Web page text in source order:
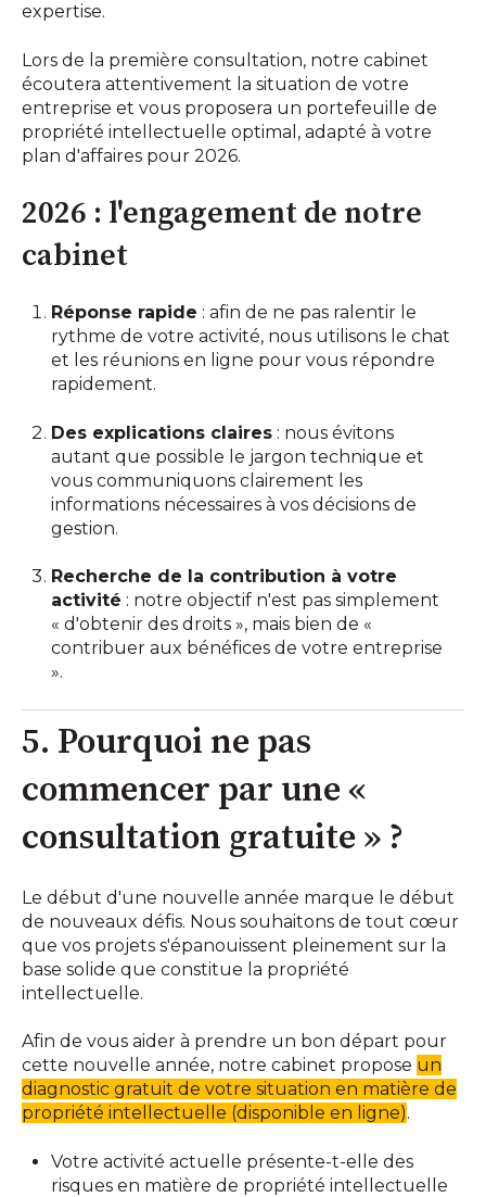
expertise.
Lors de la première consultation, notre cabinet
écoutera attentivement la situation de votre
entreprise et vous proposera un portefeuille de
propriété intellectuelle optimal, adapté à votre
plan d'affaires pour 2026.
2026 : l'engagement de notre
cabinet
Réponse rapide : afin de ne pas ralentir le
rythme de votre activité, nous utilisons le chat
et les réunions en ligne pour vous répondre
rapidement.
Des explications claires : nous évitons
autant que possible le jargon technique et
vous communiquons clairement les
informations nécessaires à vos décisions de
gestion.
Recherche de la contribution à votre
activité : notre objectif n'est pas simplement
« d'obtenir des droits », mais bien de «
contribuer aux bénéfices de votre entreprise
».
5. Pourquoi ne pas
commencer par une «
consultation gratuite » ?
Le début d'une nouvelle année marque le début
de nouveaux défis. Nous souhaitons de tout cœur
que vos projets s'épanouissent pleinement sur la
base solide que constitue la propriété
intellectuelle.
Afin de vous aider à prendre un bon départ pour
cette nouvelle année, notre cabinet propose un
diagnostic gratuit de votre situation en matière de
propriété intellectuelle (disponible en ligne).
Votre activité actuelle présente-t-elle des
risques en matière de propriété intellectuelle